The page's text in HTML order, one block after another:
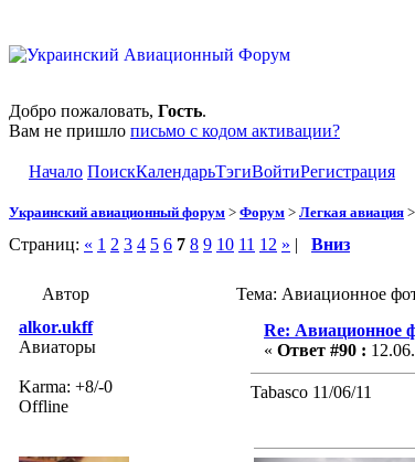
Добро пожаловать, Гость.
Вам не пришло письмо с кодом активации?
Начало ПоискКалендарьТэгиВойтиРегистрация
Украинский авиационный форум > Форум > Легкая авиация
Страниц: « 1 2 3 4 5 6 7 8 9 10 11 12 » | Вниз
Автор
Тема: Авиационное
alkor.ukff
Авиаторы
Karma: +8/-0
Offline
Re: Авиационное
« Ответ #90 :
Tabasco 11/06/11